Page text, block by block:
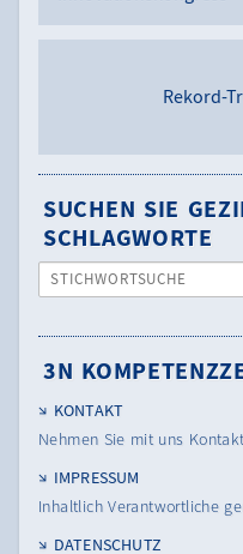
Rekord-
SUCHEN SIE
SCHLAGWORTE
STICHWORTSUCHE
3N
KONTAKT
Nehmen Sie mit uns
IMPRESSUM
Inhaltlich Verantwortliche
DATENSCHUTZ